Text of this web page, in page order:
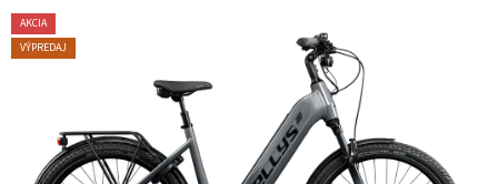
produktu
je
hviezdičiek.
AKCIA
VÝPREDAJ